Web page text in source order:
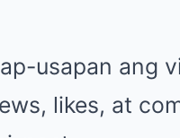
usapan ang
likes, at